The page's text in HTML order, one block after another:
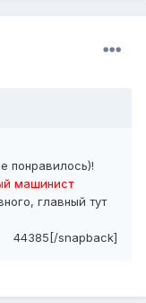
понравилось)!
машинист
главный тут
44385[/snapback]